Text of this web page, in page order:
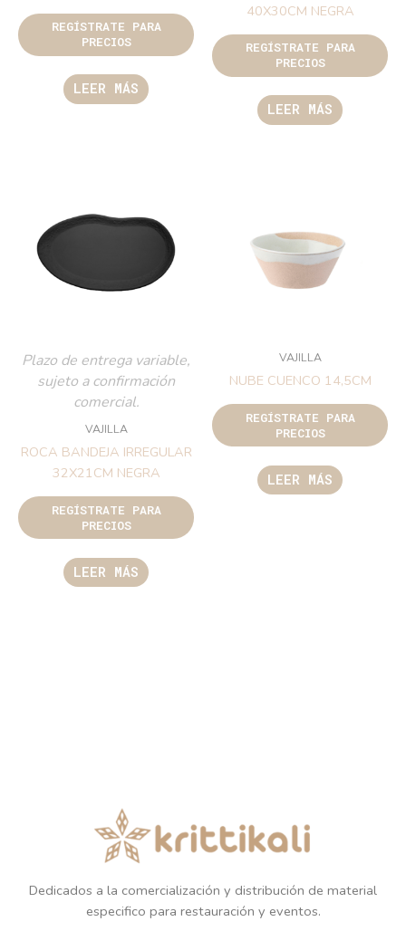
REGÍSTRATE PARA
PRECIOS
LEER MÁS
40X30CM NEGRA
REGÍSTRATE PARA
PRECIOS
LEER MÁS
Plazo de entrega variable,
sujeto a confirmación
comercial.
VAJILLA
ROCA BANDEJA IRREGULAR
32X21CM NEGRA
REGÍSTRATE PARA
PRECIOS
LEER MÁS
VAJILLA
NUBE CUENCO 14,5CM
REGÍSTRATE PARA
PRECIOS
LEER MÁS
Dedicados a la comercialización y distribución de material
especifico para restauración y eventos.